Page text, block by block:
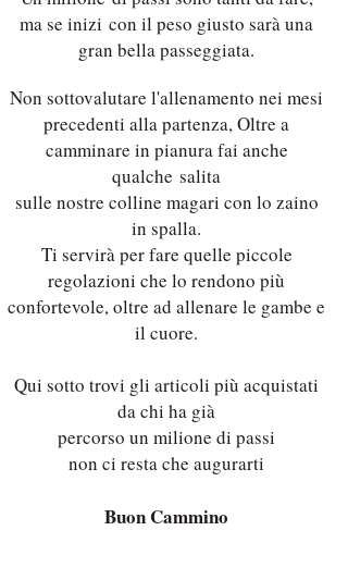
ma se inizi con il peso giusto sarà una
gran bella passeggiata.
Non sottovalutare l'allenamento nei mesi
precedenti alla partenza, Oltre a
camminare in pianura fai anche
qualche salita
sulle nostre colline magari con lo zaino
in spalla.
Ti servirà per fare quelle piccole
regolazioni che lo rendono più
confortevole, oltre ad allenare le gambe e
il cuore.
Qui sotto trovi gli articoli più acquistati
da chi ha già
percorso un milione di passi
non ci resta che augurarti
Buon Cammino